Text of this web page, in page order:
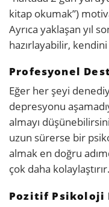
kitap okumak”)
Ayrıca yaklaşan yıl
hazırlayabilir,
Profesyonel
Eğer her şeyi
depresyonu
almayı
uzun sürerse bir
almak en doğru
çok daha kolaylaştırır.
Pozitif Psikoloji